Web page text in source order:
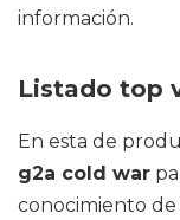
información.
Listado top
En esta de
g2a cold war
conocimiento